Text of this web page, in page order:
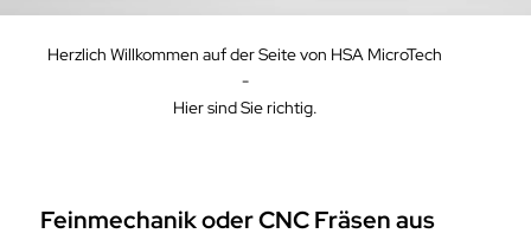
Herzlich Willkommen auf der Seite von HSA MicroTech
-
Hier sind Sie richtig.
Feinmechanik oder CNC Fräsen aus